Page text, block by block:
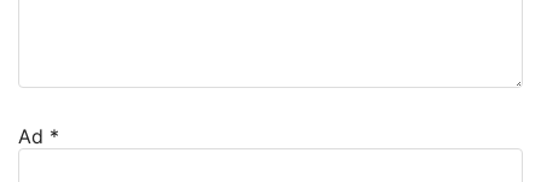
Ad *